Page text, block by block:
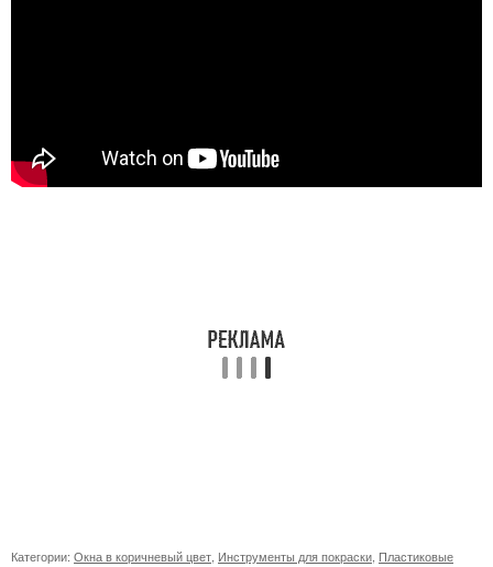
Категории: Окна в коричневый цвет, Инструменты для покраски, Пластиковые